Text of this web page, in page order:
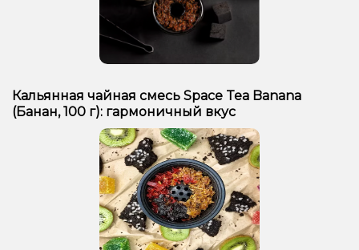
Кальянная чайная смесь Space Tea Banana
(Банан, 100 г): гармоничный вкус